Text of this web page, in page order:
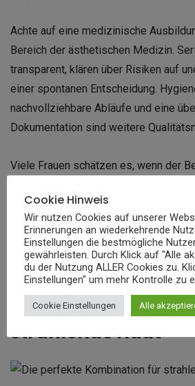
Achte auf eine medizinische
Bereich der ästhetischen Medizin.
transparent, klären über Risiken auf
einer spontanen Entscheidung.
nachvollziehbare Abläufe und eine
Dokumentation sind weitere
Viele Frauen schätzen es, wenn der
macht. Eine gute Praxis bietet auch
eine verlässliche Betreuung und steht
Verfügung. Eine ehrliche Risiko-
Nachsorgehinweise schaffen
Die perfekte
strahlende Haut
Cookie Hinweis
Wir nutzen Cookies auf unserer
Erinnerungen an wiederkehrende
Einstellungen die bestmögliche
gewährleisten. Durch Klick auf "Alle
du der Nutzung ALLER Cookies zu.
Einstellungen" um mehr Kontrolle zu
Cookie Einstellungen Alle